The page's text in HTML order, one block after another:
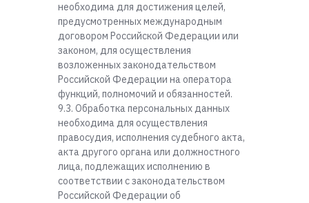
необходима для достижения целей,
предусмотренных международным
договором Российской Федерации или
законом, для осуществления
возложенных законодательством
Российской Федерации на оператора
функций, полномочий и обязанностей.
9.3. Обработка персональных данных
необходима для осуществления
правосудия, исполнения судебного акта,
акта другого органа или должностного
лица, подлежащих исполнению в
соответствии с законодательством
Российской Федерации об